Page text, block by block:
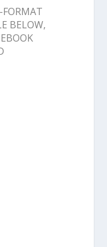
FORMAT
BELOW,